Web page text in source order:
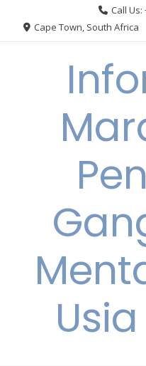
Call Us:
Cape Town, South Africa